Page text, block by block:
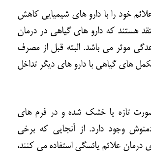
خود را با دارو های شیمیایی کاهش
هستند که دارو های گیاهی در درمان
موثر می باشد. البته قبل از مصرف
های گیاهی با دارو های دیگر تداخل
تازه یا خشک شده و در فرم های
وجود دارد. از آنجایی که برخی
درمان علائم یائسگی استفاده می کنند،